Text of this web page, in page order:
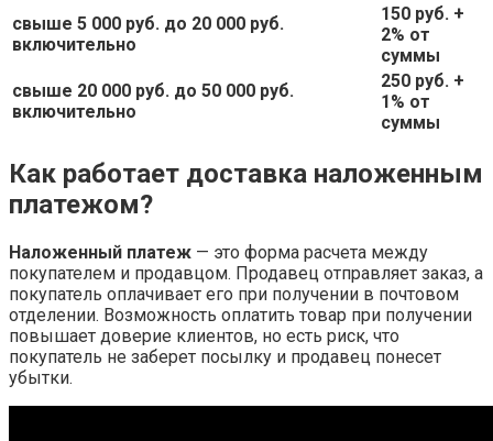
свыше 5 000 руб. до 20 000 руб.
включительно
150 руб. +
2% от
суммы
свыше 20 000 руб. до 50 000 руб.
включительно
250 руб. +
1% от
суммы
Как работает доставка наложенным
платежом?
Наложенный платеж — это форма расчета между
покупателем и продавцом. Продавец отправляет заказ, а
покупатель оплачивает его при получении в почтовом
отделении. Возможность оплатить товар при получении
повышает доверие клиентов, но есть риск, что
покупатель не заберет посылку и продавец понесет
убытки.